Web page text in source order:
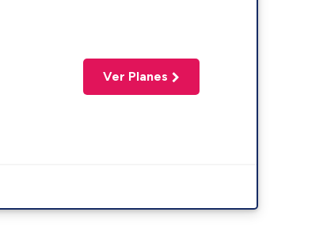
Ver Planes